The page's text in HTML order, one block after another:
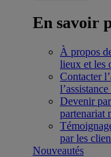
En savoir
À propos
lieux et les
Contacter
Devenir
partenariat
par les
Nouveautés